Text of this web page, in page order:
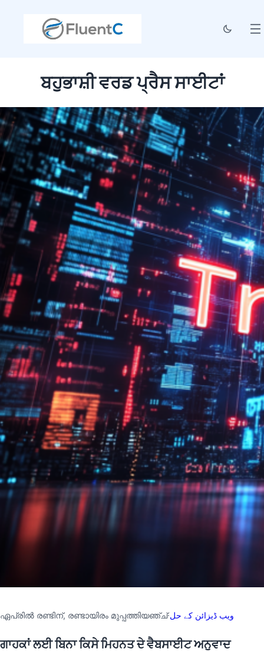
ਬਹੁਭਾਸ਼ੀ ਵਰਡ ਪ੍ਰੈਸ ਸਾਈਟਾਂ
ഏപ്രില്‍ രണ്ടിന്, രണ്ടായിരം മുപ്പത്തിയഞ്ച്·ویب ڈیزائن کے حل
ਗਾਹਕਾਂ ਲਈ ਬਿਨਾ ਕਿਸੇ ਮਿਹਨਤ ਦੇ ਵੈਬਸਾਈਟ ਅਨੁਵਾਦ